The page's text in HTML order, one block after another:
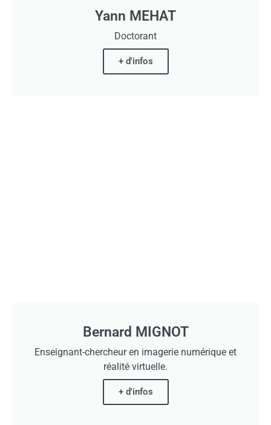
Yann MEHAT
Doctorant
+ d'infos
Bernard MIGNOT
Enseignant-chercheur en imagerie numérique et
réalité virtuelle.
+ d'infos